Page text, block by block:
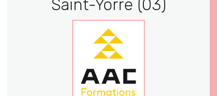
Saint-Yorre (03)